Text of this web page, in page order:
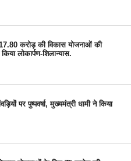
करोड़ की विकास योजनाओं की
लोकार्पण-शिलान्यास.
पर पुष्पवर्षा, मुख्यमंत्री धामी ने किया